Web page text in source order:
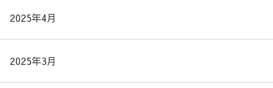
2025年4月
2025年3月